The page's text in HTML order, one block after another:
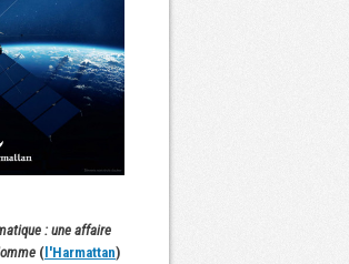
: une affaire
(l'Harmattan)